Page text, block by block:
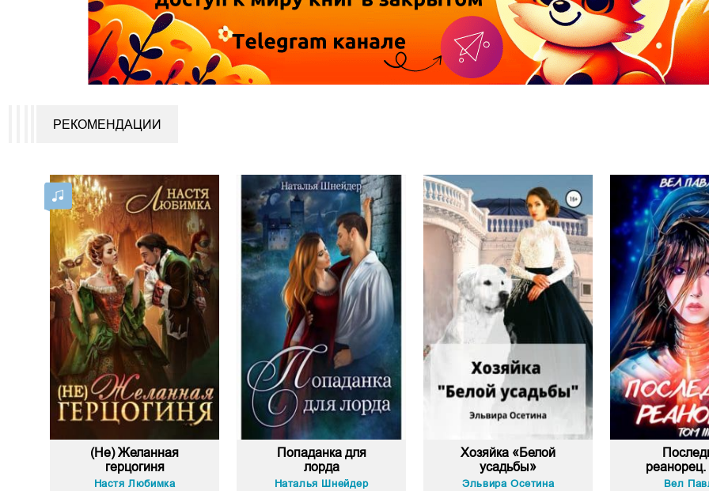
РЕКОМЕНДАЦИИ
(Не) Желанная
герцогиня
Настя Любимка
Попаданка для
лорда
Наталья Шнейдер
Хозяйка «Белой
усадьбы»
Эльвира Осетина
реанорец.
Вел